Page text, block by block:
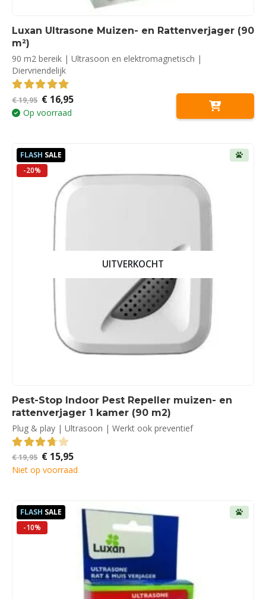
Luxan Ultrasone Muizen- en Rattenverjager (90
m²)
90 m2 bereik | Ultrasoon en elektromagnetisch |
Diervriendelijk
5.00out of 5
€19,95 Oorspronkelijke
prijs
was:
€16,95Huidige
Op voorraad
FLASH SALE
-20%
UITVERKOCHT
Pest-Stop Indoor Pest Repeller muizen- en
rattenverjager 1 kamer (90 m2)
Plug & play | Ultrasoon | Werkt ook preventief
3.75out of 5
€19,95 Oorspronkelijke
prijs
was:
€15,95Huidige
prijs
is:
Niet op voorraad
FLASH SALE
-10%